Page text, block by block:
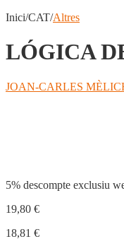
Inici/CAT/Altres
LÓGICA
JOAN-CARLES
5% descompte exclusiu
19,80 €
18,81 €